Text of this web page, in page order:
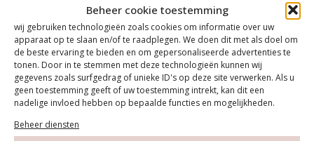
Beheer cookie toestemming
wij gebruiken technologieën zoals cookies om informatie over uw
apparaat op te slaan en/of te raadplegen. We doen dit met als doel om
de beste ervaring te bieden en om gepersonaliseerde advertenties te
tonen. Door in te stemmen met deze technologieën kunnen wij
gegevens zoals surfgedrag of unieke ID's op deze site verwerken. Als u
geen toestemming geeft of uw toestemming intrekt, kan dit een
nadelige invloed hebben op bepaalde functies en mogelijkheden.
Beheer diensten
Contact
Tanthofdreef 7 2623 EW Delft
015-2120822